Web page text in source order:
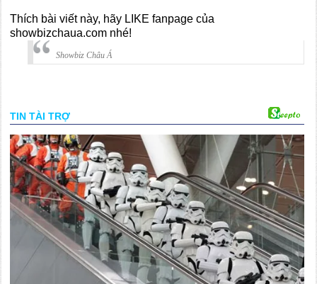
Thích bài viết này, hãy LIKE fanpage của
showbizchaua.com nhé!
Showbiz Châu Á